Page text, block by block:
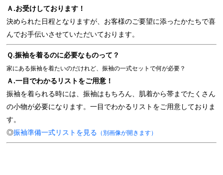
Ａ.お受けしております！
決められた日程となりますが、お客様のご要望に添ったかたちで喜
んでお手伝いさせていただいております。
Ｑ.振袖を着るのに必要なものって？
家にある振袖を着たいのだけれど、振袖の一式セットで何が必要？
Ａ.一目でわかるリストをご用意！
振袖を着られる時には、振袖はもちろん、肌着から帯までたくさん
の小物が必要になります。一目でわかるリストをご用意しておりま
す。
◎振袖準備一式リストを見る （別画像が開きます）